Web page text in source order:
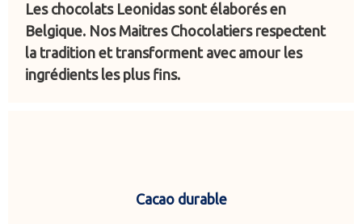
Les chocolats Leonidas sont élaborés en
Belgique. Nos Maitres Chocolatiers respectent
la tradition et transforment avec amour les
ingrédients les plus fins.
Cacao durable